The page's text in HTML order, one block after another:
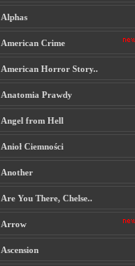
Alphas
American Crime
American Horror Story..
Anatomia Prawdy
Angel from Hell
Anioł Ciemności
Another
Are You There, Chelse..
Arrow
Ascension